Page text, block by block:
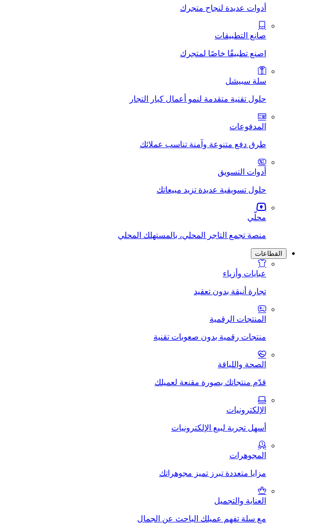
أدوات عديدة لنجاح متجرك
صانع التطبيقات
اصنع تطبيقًا خاصًا لمتجرك
سلة سبيشل
حلول تقنية متقدمة لنمو أعمال كبار التجار
المدفوعات
طرق دفع متنوعة وآمنة تناسب عملائك
أدوات التسويق
حلول تسويقية عديدة تزيد مبيعاتك
محلّي
منصة تجمع التاجر المحلي، بالمستهلك المحلي
القطاعات
عبايات وأزياء
تجارة أنيقة بدون تعقيد
المنتجات الرقمية
منتجات رقمية بدون صعوبات تقنية
الصحة واللياقة
قدّم منتجاتك بصورة مقنعة لعميلك
الإلكترونيات
أسهل تجربة لبيع الإلكترونيات
المجوهرات
مزايا متعددة تبرز تميز مجوهراتك
العناية والتجميل
مع سلة تفهم عميلك الباحث عن الجمال